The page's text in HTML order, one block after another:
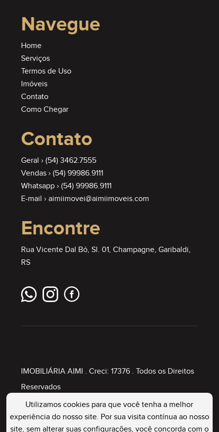
Navegue
Home
Serviços
Termos de Uso
Imóveis
Contato
Como Chegar
Contato
Geral › (54) 3462.7555
Vendas › (54) 99986.9111
Whatsapp › (54) 99986.9111
E-mail › aimiimovei@aimiimoveis.com
Encontre
Rua Vicente Dal Bó, Sl. 01, Champagne, Garibaldi,
RS
IMOBILIÁRIA AIMI . Creci: 17376 . Todos os Direitos
Reservados
Painel Imobiliário
Utilizamos cookies para que você tenha a melhor
experiência do nosso site. Por sua visita contínua ao nosso
site, sem alterar suas configurações, você concorda com o